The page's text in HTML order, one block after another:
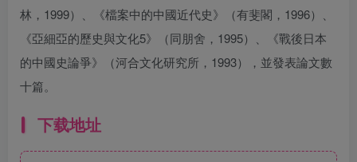
林，1999）、《檔案中的中國近代史》（有斐閣，1996）、
《亞細亞的歷史與文化5》（同朋舍，1995）、《戰後日本
的中國史論爭》（河合文化研究所，1993），並發表論文數
十篇。
下载地址